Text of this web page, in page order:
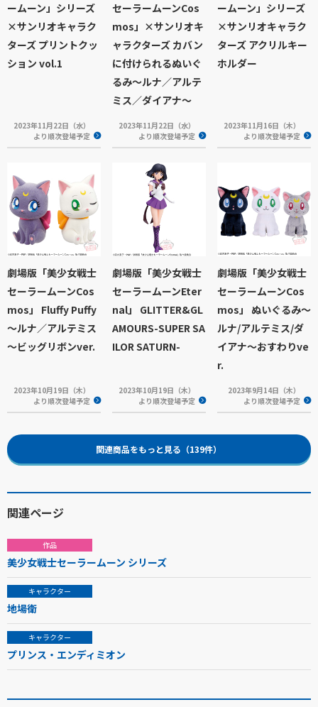
ームーン」シリーズ
×サンリオキャラク
ターズ プリントクッ
ション vol.1
2023年11月22日（水）
より順次登場予定
セーラームーンCos
mos」×サンリオキ
ャラクターズ カバン
に付けられるぬいぐ
るみ～ルナ／アルテ
ミス／ダイアナ～
2023年11月22日（水）
より順次登場予定
ームーン」シリーズ
×サンリオキャラク
ターズ アクリルキー
ホルダー
2023年11月16日（木）
より順次登場予定
劇場版「美少女戦士
セーラームーンCos
mos」 Fluffy Puffy
～ルナ／アルテミス
～ビッグリボンver.
2023年10月19日（木）
より順次登場予定
劇場版「美少女戦士
セーラームーンEter
nal」 GLITTER&GL
AMOURS-SUPER SA
ILOR SATURN-
2023年10月19日（木）
より順次登場予定
劇場版「美少女戦士
セーラームーンCos
mos」 ぬいぐるみ～
ルナ/アルテミス/ダ
イアナ～おすわりve
r.
2023年9月14日（木）
より順次登場予定
関連商品をもっと見る（139件）
関連ページ
作品
美少女戦士セーラームーン シリーズ
キャラクター
地場衛
キャラクター
プリンス・エンディミオン